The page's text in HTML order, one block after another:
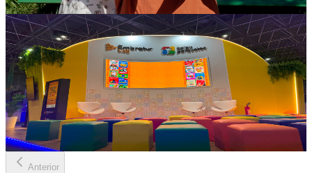
09 de junho de 2026
Cultura
Itaipu Parquetec leva inovação e brasilidade ao Web
Summit Rio 2026
Instituição participa de um dos maiores eventos de tecnologia do
mundo com campanha inédita, startups incubadas e ações voltadas
ao empreendedorismo, turismo e desenvolvimento sustentável.
09 de junho de 2026
Anterior